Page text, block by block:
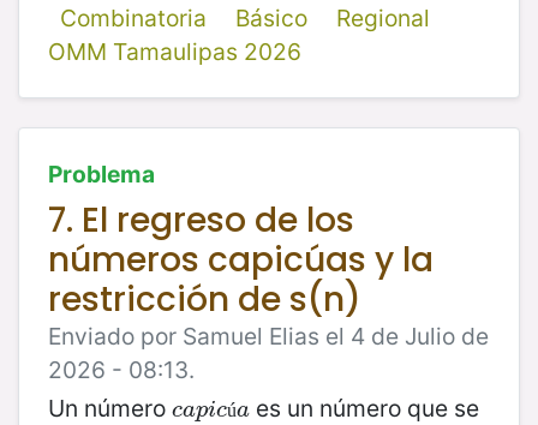
Combinatoria
Básico
Regional
OMM Tamaulipas 2026
Problema
7. El regreso de los
números capicúas y la
restricción de s(n)
Enviado por Samuel Elias el 4 de Julio de
2026 - 08:13.
Un número capicúa
capicúaes un número que se